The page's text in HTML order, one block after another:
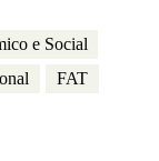
e Social
FAT